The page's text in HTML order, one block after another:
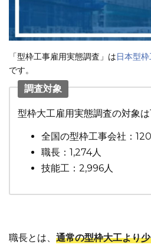
「型枠工事雇用実態調査」は日本型
です。
調査対象
型枠大工雇用実態調査の対象は
全国の型枠工事会社：
職長：1,274人
技能工：2,996人
職長とは、 通常の型枠大工より